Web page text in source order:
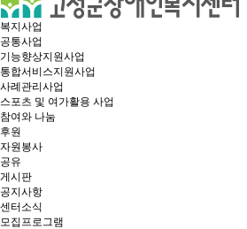
복지사업
공통사업
기능향상지원사업
통합서비스지원사업
사례관리사업
스포츠 및 여가활용 사업
참여와 나눔
후원
자원봉사
공유
게시판
공지사항
센터소식
모집프로그램